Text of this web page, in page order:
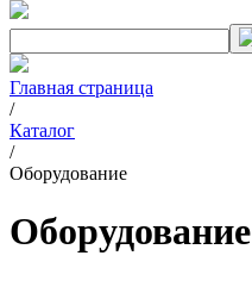
Главная страница
/
Каталог
/
Оборудование
Оборудование